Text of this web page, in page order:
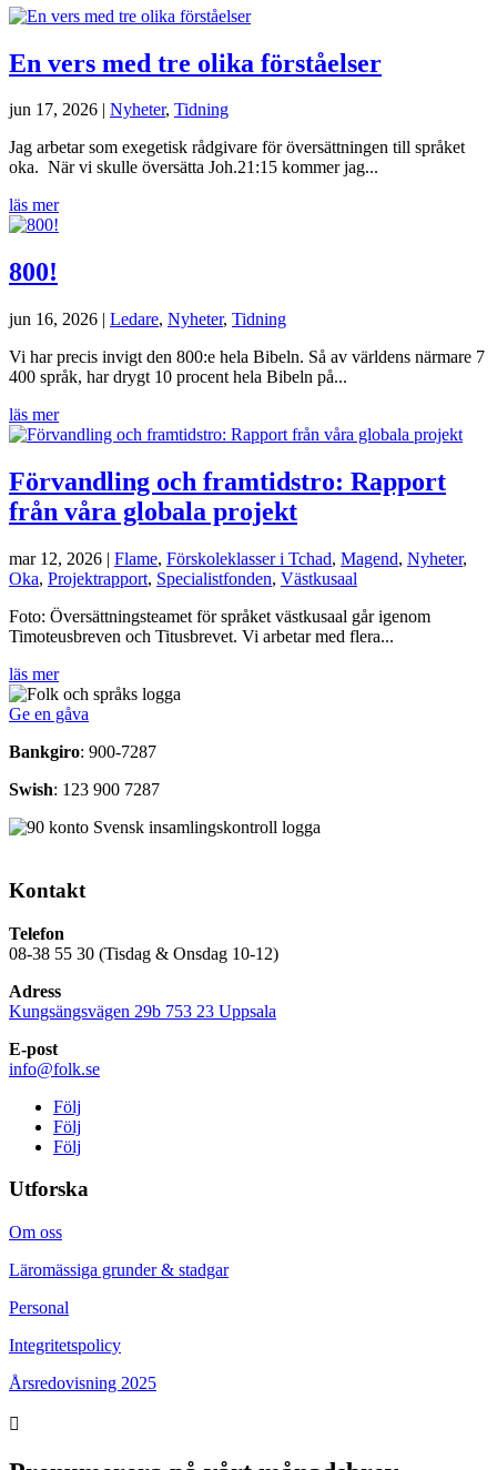
En vers med tre olika förståelser
jun 17, 2026 | Nyheter, Tidning
Jag arbetar som exegetisk rådgivare för översättningen till språket
oka. När vi skulle översätta Joh.21:15 kommer jag...
läs mer
800!
jun 16, 2026 | Ledare, Nyheter, Tidning
Vi har precis invigt den 800:e hela Bibeln. Så av världens närmare 7
400 språk, har drygt 10 procent hela Bibeln på...
läs mer
Förvandling och framtidstro: Rapport
från våra globala projekt
mar 12, 2026 | Flame, Förskoleklasser i Tchad, Magend, Nyheter,
Oka, Projektrapport, Specialistfonden, Västkusaal
Foto: Översättningsteamet för språket västkusaal går igenom
Timoteusbreven och Titusbrevet. Vi arbetar med flera...
läs mer
Ge en gåva
Bankgiro: 900-7287
Swish: 123 900 7287
Kontakt
Telefon
08-38 55 30 (Tisdag & Onsdag 10-12)
Adress
Kungsängsvägen 29b 753 23 Uppsala
E-post
info@folk.se
Följ
Följ
Följ
Utforska
Om oss
Läromässiga grunder & stadgar
Personal
Integritetspolicy
Årsredovisning 2025
